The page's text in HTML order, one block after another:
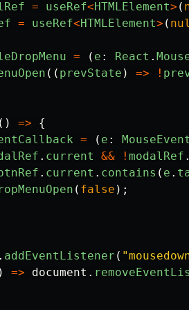
= useRef<HTMLElement> (
= useRef<HTMLElement> (
= ( e : React .
(( prevState ) => !
=>
{
= ( e : MouseEvent
. current && ! modalRef .
. current . contains ( e .
( false );
. addEventListener ( "
=> document .